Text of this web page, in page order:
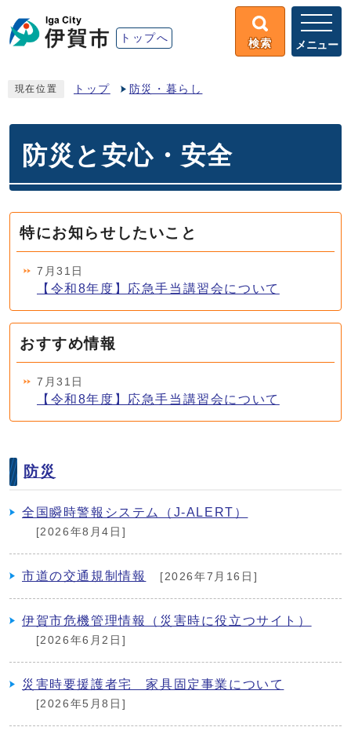
トップへ 検索 メニュー
現在位置 トップ 防災・暮らし
防災と安心・安全
特にお知らせしたいこと
7月31日
【令和8年度】応急手当講習会について
おすすめ情報
7月31日
【令和8年度】応急手当講習会について
防災
全国瞬時警報システム（J-ALERT）
[2026年8月4日]
市道の交通規制情報 [2026年7月16日]
伊賀市危機管理情報（災害時に役立つサイト）
[2026年6月2日]
災害時要援護者宅 家具固定事業について
[2026年5月8日]